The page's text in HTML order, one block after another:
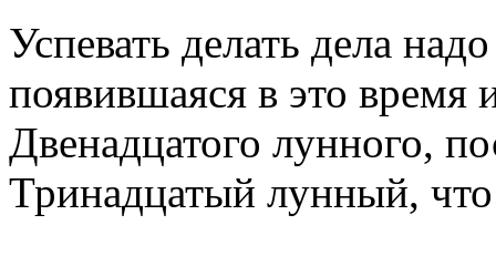
Успевать делать дела
появившаяся в это время
Двенадцатого лунного,
Тринадцатый лунный, что